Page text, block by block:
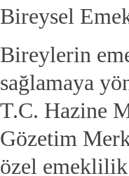
Bireysel
Bireylerin
sağlamaya
T.C. Hazine
Gözetim
özel